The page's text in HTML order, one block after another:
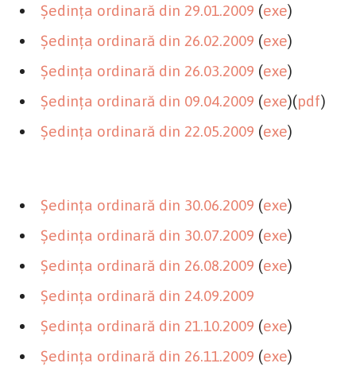
Şedinţa ordinară din 29.01.2009 (exe)
Şedinţa ordinară din 26.02.2009 (exe)
Şedinţa ordinară din 26.03.2009 (exe)
Şedinţa ordinară din 09.04.2009 (exe)(pdf)
Şedinţa ordinară din 22.05.2009 (exe)
Şedinţa ordinară din 30.06.2009 (exe)
Şedinţa ordinară din 30.07.2009 (exe)
Şedinţa ordinară din 26.08.2009 (exe)
Şedinţa ordinară din 24.09.2009
Şedinţa ordinară din 21.10.2009 (exe)
Şedinţa ordinară din 26.11.2009 (exe)